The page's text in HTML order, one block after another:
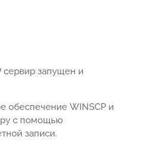
запущен и
обеспечение WINSCP и
с помощью
записи.